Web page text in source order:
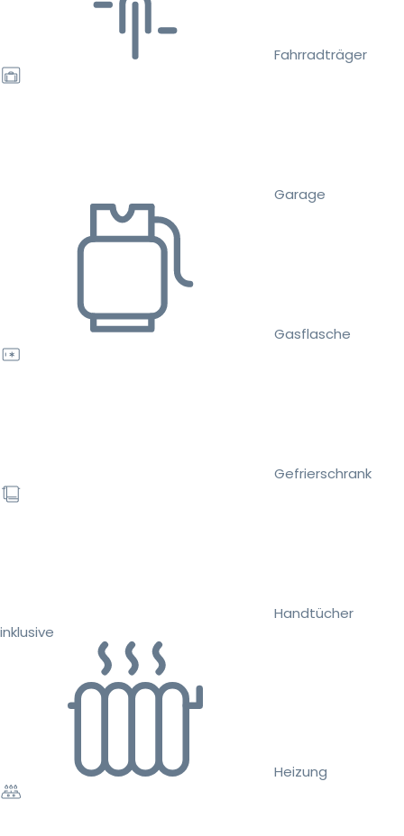
Fahrradträger
Garage
Gasflasche
Gefrierschrank
Handtücher
inklusive
Heizung